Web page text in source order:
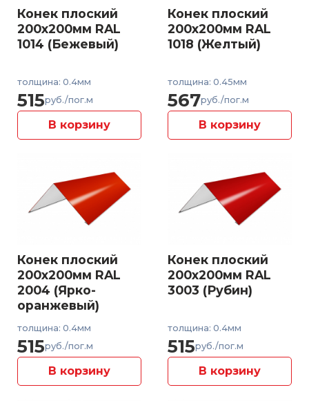
Конек плоский
200x200мм RAL
1014 (Бежевый)
толщина: 0.4мм
515руб./пог.м
В корзину
Конек плоский
200x200мм RAL
1018 (Желтый)
толщина: 0.45мм
567руб./пог.м
В корзину
Конек плоский
200x200мм RAL
2004 (Ярко-
оранжевый)
толщина: 0.4мм
515руб./пог.м
В корзину
Конек плоский
200x200мм RAL
3003 (Рубин)
толщина: 0.4мм
515руб./пог.м
В корзину